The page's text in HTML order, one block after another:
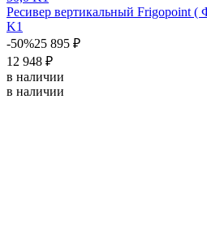
Ресивер вертикальный Frigopoint
K1
-50%25 895 ₽
12 948 ₽
в наличии
в наличии